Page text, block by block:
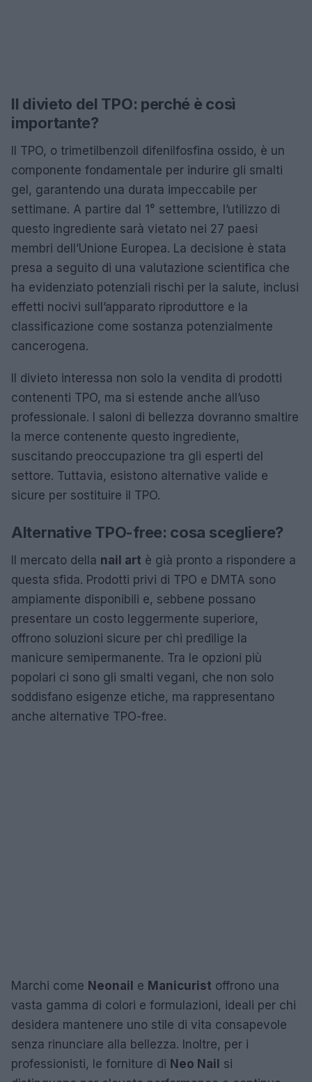
Il divieto del TPO: perché è così
importante?
Il TPO, o trimetilbenzoil difenilfosfina ossido, è un
componente fondamentale per indurire gli smalti
gel, garantendo una durata impeccabile per
settimane. A partire dal 1° settembre, l’utilizzo di
questo ingrediente sarà vietato nei 27 paesi
membri dell’Unione Europea. La decisione è stata
presa a seguito di una valutazione scientifica che
ha evidenziato potenziali rischi per la salute, inclusi
effetti nocivi sull’apparato riproduttore e la
classificazione come sostanza potenzialmente
cancerogena.
Il divieto interessa non solo la vendita di prodotti
contenenti TPO, ma si estende anche all’uso
professionale. I saloni di bellezza dovranno smaltire
la merce contenente questo ingrediente,
suscitando preoccupazione tra gli esperti del
settore. Tuttavia, esistono alternative valide e
sicure per sostituire il TPO.
Alternative TPO-free: cosa scegliere?
Il mercato della nail art è già pronto a rispondere a
questa sfida. Prodotti privi di TPO e DMTA sono
ampiamente disponibili e, sebbene possano
presentare un costo leggermente superiore,
offrono soluzioni sicure per chi predilige la
manicure semipermanente. Tra le opzioni più
popolari ci sono gli smalti vegani, che non solo
soddisfano esigenze etiche, ma rappresentano
anche alternative TPO-free.
Marchi come Neonail e Manicurist offrono una
vasta gamma di colori e formulazioni, ideali per chi
desidera mantenere uno stile di vita consapevole
senza rinunciare alla bellezza. Inoltre, per i
professionisti, le forniture di Neo Nail si